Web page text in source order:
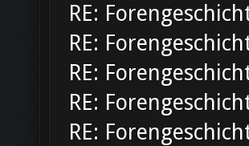
RE:
RE:
RE:
RE:
RE: